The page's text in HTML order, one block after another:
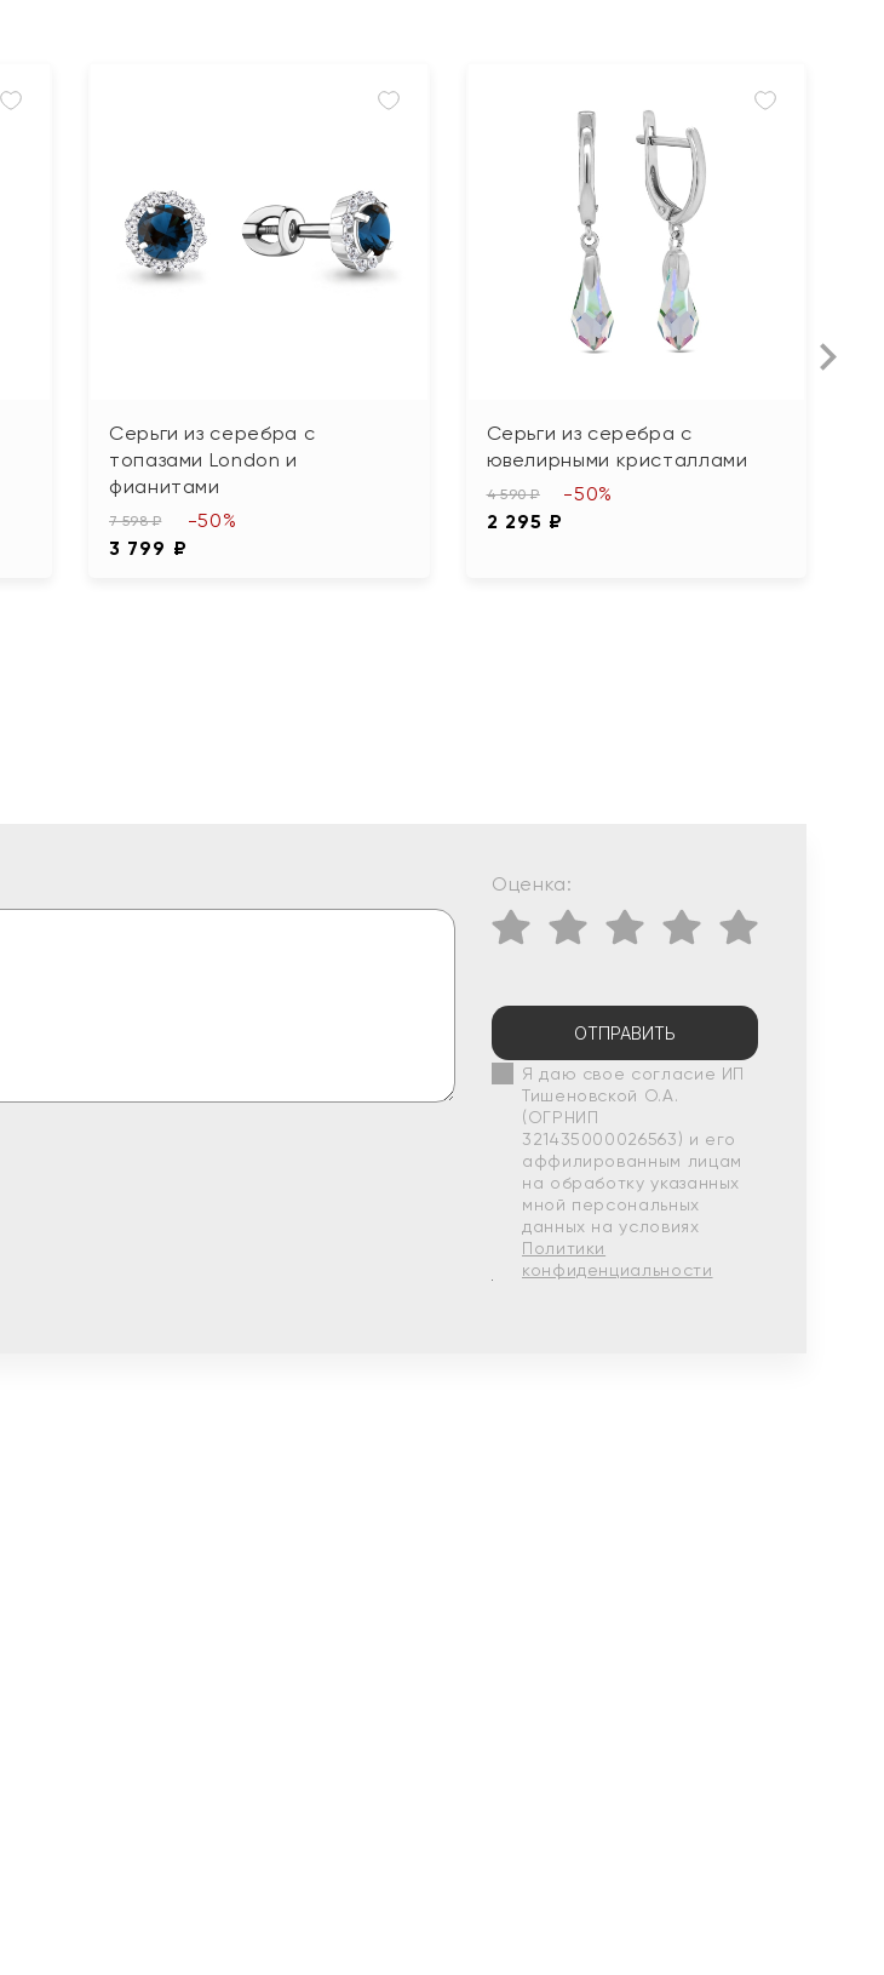
Серьги из серебра с
топазами London и
фианитами
7 598 ₽
3 799 ₽
-50%
Серьги из серебра с
ювелирными кристаллами
4 590 ₽
2 295 ₽
-50%
Оценка:
ОТПРАВИТЬ
Я даю свое согласие ИП
Тишеновской О.А.
(ОГРНИП
321435000026563) и его
аффилированным лицам
на обработку указанных
мной персональных
данных на условиях
Политики
конфиденциальности